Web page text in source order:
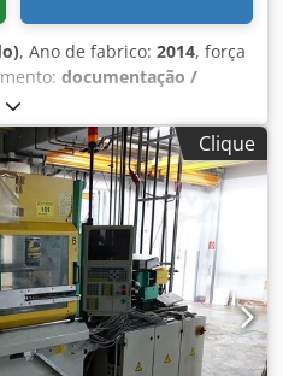
, Ano de fabrico: 2014, força
documentação /
t Curso de abertura: 500 mm
a) 570 x 570 mm Distância
mm Curso do ejetor: 175
hidráulica: 23,9 kW
fuso 20, 30% vidro Volume
Horas de trabalho:
1650 x 2600 mm Peso: 3650
Condição: A máquina
Dodozilqkopfx Ag Teck
de 2024, atualmente não
Clique